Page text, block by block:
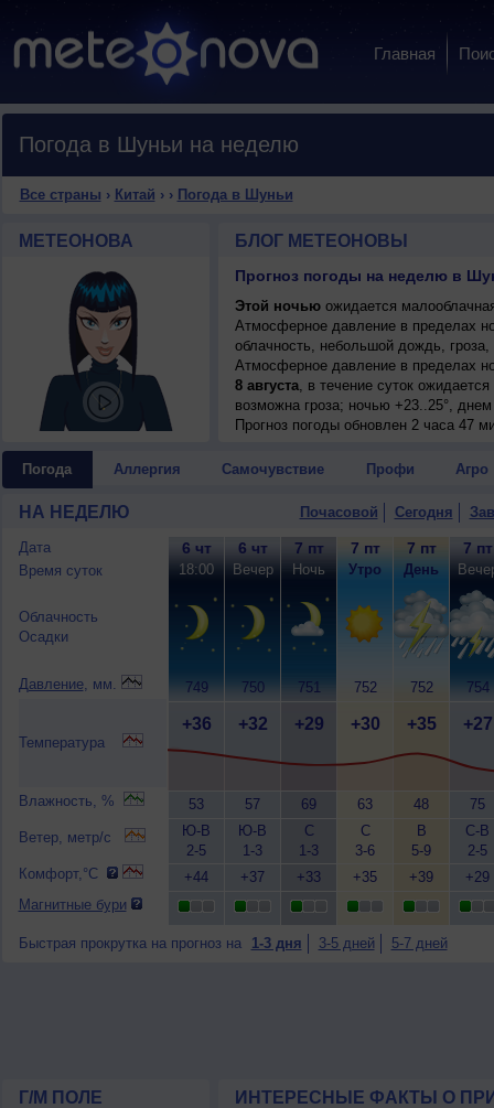
Главная
Погода в Шуньи на неделю
Все страны › Китай › › Погода в Шуньи
МЕТЕОНОВА БЛОГ МЕТЕОНОВЫ
Прогноз погоды на неделю в
Этой ночьюожидается
Атмосферное давление в пределах
облачность, небольшой дождь,
Атмосферное давление в пределах
8 августа, в течение суток
возможна гроза; ночью +23..25°,
Прогноз погоды обновлен 2 часа 47
Погода Аллергия Самочувствие Профи Агро
НА НЕДЕЛЮ Почасовой Сегодня
Дата
Время суток
Облачность
Осадки
Давление, мм.
Температура
Влажность, %
Ветер, метр/с
Комфорт,°C
Магнитные бури
6 чт
18:00
749
+36
53
Ю-В
2-5
+44
6 чт
Вечер
750
+32
57
Ю-В
1-3
+37
7 пт
Ночь
751
+29
69
С
1-3
+33
7 пт
Утро
752
+30
63
С
3-6
+35
7 пт
День
752
+35
48
В
5-9
+39
7 пт
754
+27
75
С-В
2-5
+29
Быстрая прокрутка на прогноз на 1-3 дня 3-5 дней 5-7 дней
Г/М ПОЛЕ ИНТЕРЕСНЫЕ ФАКТЫ О